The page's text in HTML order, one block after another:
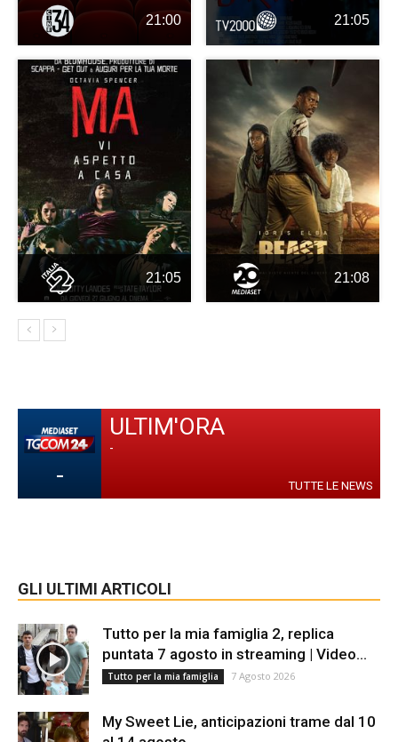
21:00 21:05
21:05 21:08
-
ULTIM'ORA
-
TUTTE LE NEWS
GLI ULTIMI ARTICOLI
Tutto per la mia famiglia 2, replica
puntata 7 agosto in streaming | Video...
Tutto per la mia famiglia 7 Agosto 2026
My Sweet Lie, anticipazioni trame dal 10